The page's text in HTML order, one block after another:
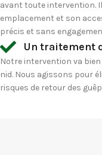
avant toute intervention.
emplacement et son
précis et sans
Un traitement
Notre intervention va
nid. Nous agissons pour
risques de retour des